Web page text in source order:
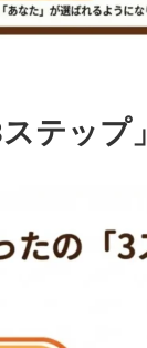
テップ」